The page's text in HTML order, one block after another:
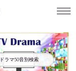
ドラマ50音別検索